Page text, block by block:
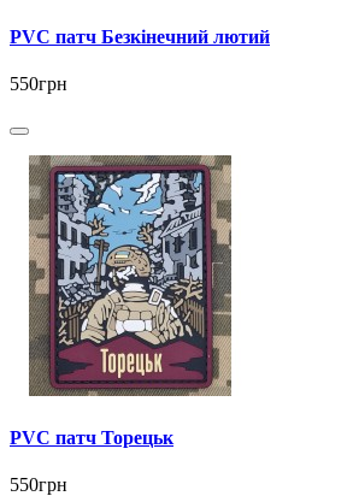
PVC патч Безкінечний лютий
550грн
PVC патч Торецьк
550грн